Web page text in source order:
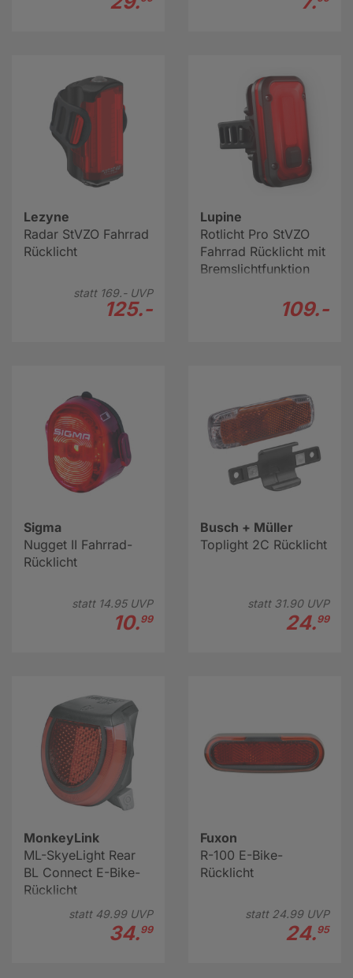
Lezyne
Radar StVZO Fahrrad
Rücklicht
statt 169.-UVP
125.-
Lupine
Rotlicht Pro StVZO
Fahrrad Rücklicht mit
Bremslichtfunktion
109.-
Sigma
Nugget II Fahrrad-
Rücklicht
statt 14.95UVP
10.99
Busch + Müller
Toplight 2C Rücklicht
statt 31.90UVP
24.99
MonkeyLink
ML-SkyeLight Rear
BL Connect E-Bike-
Rücklicht
statt 49.99UVP
34.99
Fuxon
R-100 E-Bike-
Rücklicht
statt 24.99UVP
24.95